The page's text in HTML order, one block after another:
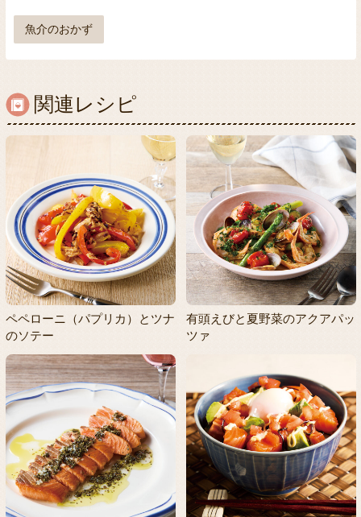
魚介のおかず
関連レシピ
ペペローニ（パプリカ）とツナ
のソテー
有頭えびと夏野菜のアクアパッ
ツァ